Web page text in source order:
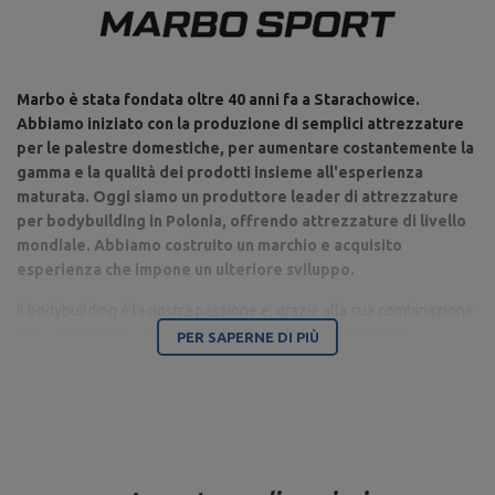
Marbo è stata fondata oltre 40 anni fa a Starachowice.
Abbiamo iniziato con la produzione di semplici attrezzature
per le palestre domestiche, per aumentare costantemente la
gamma e la qualità dei prodotti insieme all'esperienza
maturata. Oggi siamo un produttore leader di attrezzature
per bodybuilding in Polonia, offrendo attrezzature di livello
mondiale. Abbiamo costruito un marchio e acquisito
esperienza che impone un ulteriore sviluppo.
con un moderno parco macchine, siamo in grado di fornire
attrezzature di altissima qualità, realizzate con attenzione ai
PER SAPERNE DI PIÙ